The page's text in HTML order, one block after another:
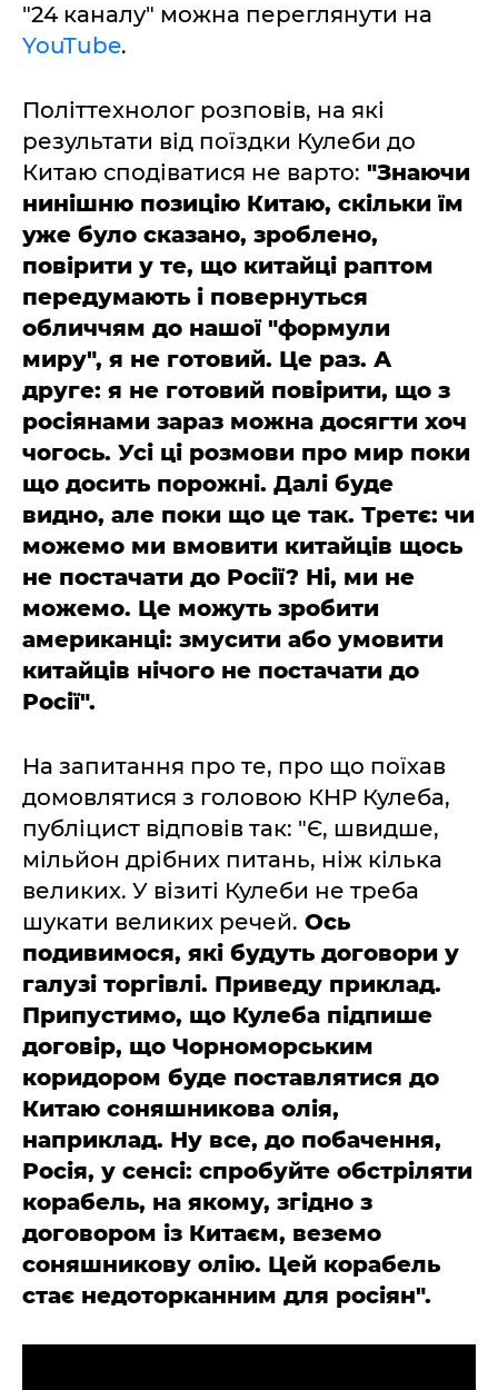
"24 каналу" можна переглянути на
YouTube.
Політтехнолог розповів, на які
результати від поїздки Кулеби до
Китаю сподіватися не варто: "Знаючи
нинішню позицію Китаю, скільки їм
уже було сказано, зроблено,
повірити у те, що китайці раптом
передумають і повернуться
обличчям до нашої "формули
миру", я не готовий. Це раз. А
друге: я не готовий повірити, що з
росіянами зараз можна досягти хоч
чогось. Усі ці розмови про мир поки
що досить порожні. Далі буде
видно, але поки що це так. Третє: чи
можемо ми вмовити китайців щось
не постачати до Росії? Ні, ми не
можемо. Це можуть зробити
американці: змусити або умовити
китайців нічого не постачати до
Росії".
На запитання про те, про що поїхав
домовлятися з головою КНР Кулеба,
публіцист відповів так: "Є, швидше,
мільйон дрібних питань, ніж кілька
великих. У візиті Кулеби не треба
шукати великих речей. Ось
подивимося, які будуть договори у
галузі торгівлі. Приведу приклад.
Припустимо, що Кулеба підпише
договір, що Чорноморським
коридором буде поставлятися до
Китаю соняшникова олія,
наприклад. Ну все, до побачення,
Росія, у сенсі: спробуйте обстріляти
корабель, на якому, згідно з
договором із Китаєм, веземо
соняшникову олію. Цей корабель
стає недоторканним для росіян".